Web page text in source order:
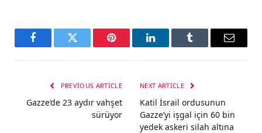
FacebookTwitter Pinterest LinkedInTumblr Email
PREVIOUS ARTICLE
Gazze’de 23 aydır vahşet
sürüyor
NEXT ARTICLE
Katil İsrail ordusunun
Gazze’yi işgal için 60 bin
yedek askeri silah altına